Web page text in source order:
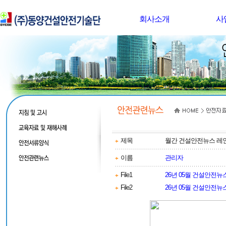
회사소개 사
제목 월간 건설안전뉴스 레
이름 관리자
File1
26년 05월 건설안전뉴
File2
26년 05월 건설안전뉴